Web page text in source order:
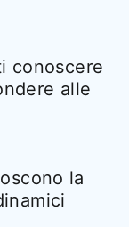
conoscere
alle
la